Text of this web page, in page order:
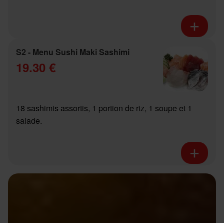
S2 - Menu Sushi Maki Sashimi
19.30 €
18 sashimis assortis, 1 portion de riz, 1 soupe et 1
salade.